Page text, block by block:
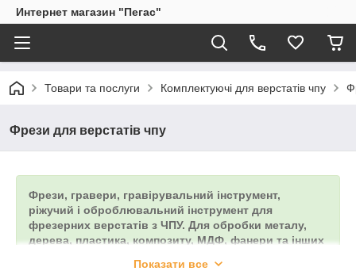
Интернет магазин "Пегас"
Товари та послуги Комплектуючі для верстатів чпу
Фрези для верстатів чпу
Фрези, гравери, гравірувальний інструмент,
ріжучий і оброблювальний інструмент для
фрезерних верстатів з ЧПУ. Для обробки металу,
дерева, пластика, композиту, МДФ, фанери та інших
Показати все